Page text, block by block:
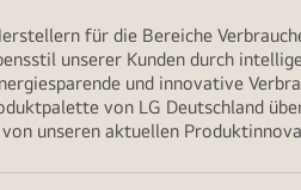
für die Bereiche
unserer Kunden durch
und innovative
von LG Deutschland
unseren aktuellen